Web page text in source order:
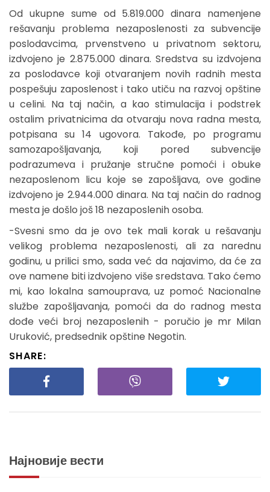
Od ukupne sume od 5.819.000 dinara namenjene
rešavanju problema nezaposlenosti za subvencije
poslodavcima, prvenstveno u privatnom sektoru,
izdvojeno je 2.875.000 dinara. Sredstva su izdvojena
za poslodavce koji otvaranjem novih radnih mesta
pospešuju zaposlenost i tako utiču na razvoj opštine
u celini. Na taj način, a kao stimulacija i podstrek
ostalim privatnicima da otvaraju nova radna mesta,
potpisana su 14 ugovora. Takođe, po programu
samozapošljavanja, koji pored subvencije
podrazumeva i pružanje stručne pomoći i obuke
nezaposlenom licu koje se zapošljava, ove godine
izdvojeno je 2.944.000 dinara. Na taj način do radnog
mesta je došlo još 18 nezaposlenih osoba.
-Svesni smo da je ovo tek mali korak u rešavanju
velikog problema nezaposlenosti, ali za narednu
godinu, u prilici smo, sada već da najavimo, da će za
ove namene biti izdvojeno više sredstava. Tako ćemo
mi, kao lokalna samouprava, uz pomoć Nacionalne
službe zapošljavanja, pomoći da do radnog mesta
dođe veći broj nezaposlenih - poručio je mr Milan
Uruković, predsednik opštine Negotin.
SHARE:
Најновије вести